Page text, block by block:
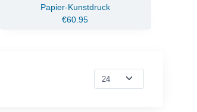
Papier-Kunstdruck
€60.95